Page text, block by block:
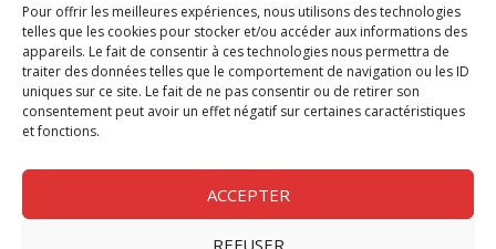
Pour offrir les meilleures expériences, nous utilisons des technologies
telles que les cookies pour stocker et/ou accéder aux informations des
appareils. Le fait de consentir à ces technologies nous permettra de
traiter des données telles que le comportement de navigation ou les ID
uniques sur ce site. Le fait de ne pas consentir ou de retirer son
consentement peut avoir un effet négatif sur certaines caractéristiques
et fonctions.
ACCEPTER
REFUSER
Chèque Compta
Chèque Emploi Spectacle
G-Pods
Profession Audio-visuel